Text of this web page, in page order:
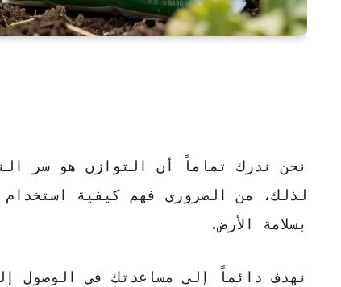
نحن ندرك تماماً أن التوازن هو سر
لذلك، من الضروري فهم كيفية
بسلامة الأرض.
نهدف دائماً إلى مساعدتك في الوصول